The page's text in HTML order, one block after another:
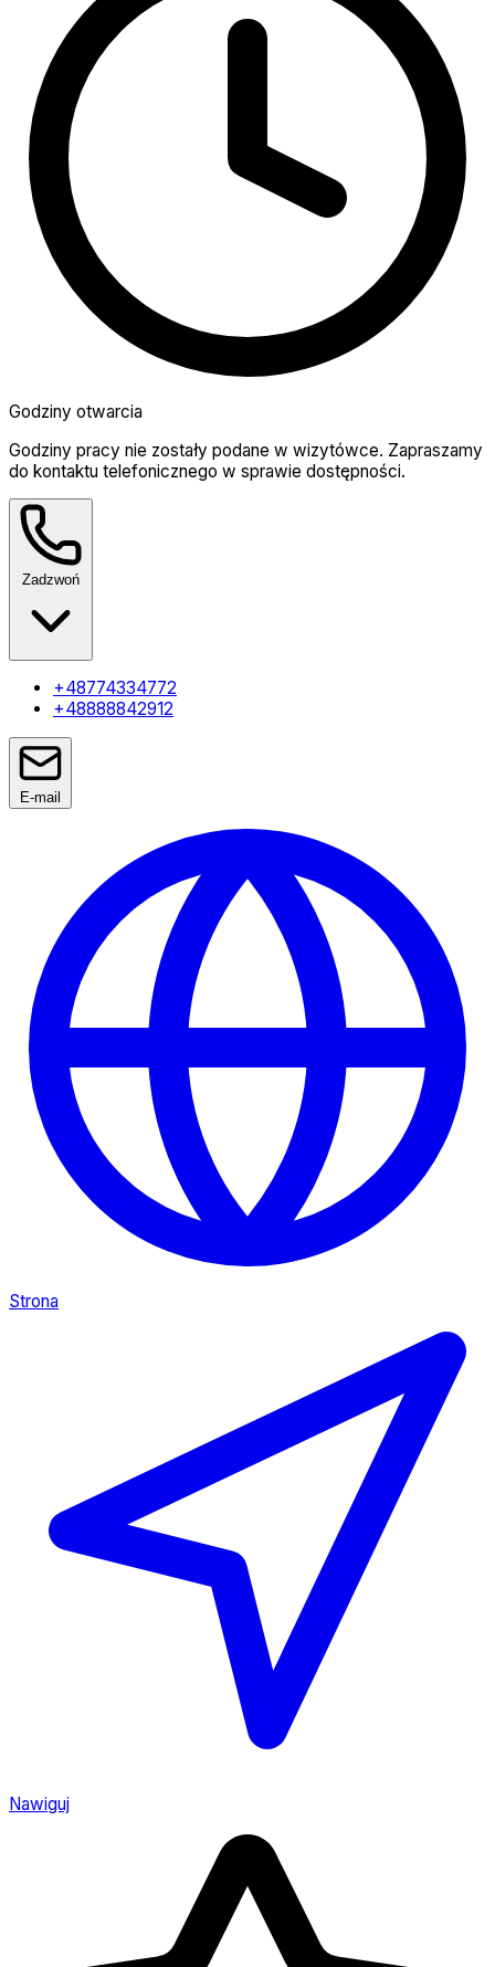
Godziny otwarcia
Godziny pracy nie zostały podane w wizytówce. Zapraszamy
do kontaktu telefonicznego w sprawie dostępności.
Zadzwoń
+48774334772
+48888842912
E-mail
Strona
Nawiguj